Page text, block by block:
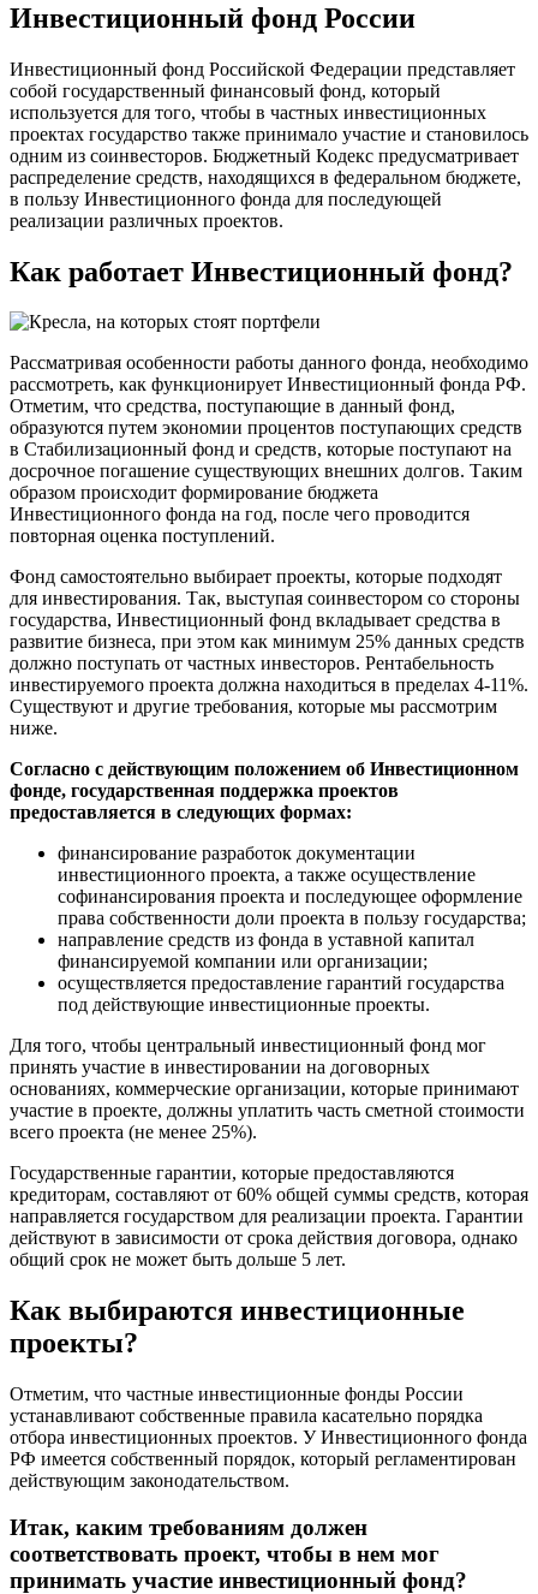
Инвестиционный фонд России
Инвестиционный фонд Российской Федерации представляет
собой государственный финансовый фонд, который
используется для того, чтобы в частных инвестиционных
проектах государство также принимало участие и становилось
одним из соинвесторов. Бюджетный Кодекс предусматривает
распределение средств, находящихся в федеральном бюджете,
в пользу Инвестиционного фонда для последующей
реализации различных проектов.
Как работает Инвестиционный фонд?
Рассматривая особенности работы данного фонда, необходимо
рассмотреть, как функционирует Инвестиционный фонда РФ.
Отметим, что средства, поступающие в данный фонд,
образуются путем экономии процентов поступающих средств
в Стабилизационный фонд и средств, которые поступают на
досрочное погашение существующих внешних долгов. Таким
образом происходит формирование бюджета
Инвестиционного фонда на год, после чего проводится
повторная оценка поступлений.
Фонд самостоятельно выбирает проекты, которые подходят
для инвестирования. Так, выступая соинвестором со стороны
государства, Инвестиционный фонд вкладывает средства в
развитие бизнеса, при этом как минимум 25% данных средств
должно поступать от частных инвесторов. Рентабельность
инвестируемого проекта должна находиться в пределах 4-11%.
Существуют и другие требования, которые мы рассмотрим
ниже.
Согласно с действующим положением об Инвестиционном
фонде, государственная поддержка проектов
предоставляется в следующих формах:
финансирование разработок документации
инвестиционного проекта, а также осуществление
софинансирования проекта и последующее оформление
права собственности доли проекта в пользу государства;
направление средств из фонда в уставной капитал
финансируемой компании или организации;
осуществляется предоставление гарантий государства
под действующие инвестиционные проекты.
Для того, чтобы центральный инвестиционный фонд мог
принять участие в инвестировании на договорных
основаниях, коммерческие организации, которые принимают
участие в проекте, должны уплатить часть сметной стоимости
всего проекта (не менее 25%).
Государственные гарантии, которые предоставляются
кредиторам, составляют от 60% общей суммы средств, которая
направляется государством для реализации проекта. Гарантии
действуют в зависимости от срока действия договора, однако
общий срок не может быть дольше 5 лет.
Как выбираются инвестиционные
проекты?
Отметим, что частные инвестиционные фонды России
устанавливают собственные правила касательно порядка
отбора инвестиционных проектов. У Инвестиционного фонда
РФ имеется собственный порядок, который регламентирован
действующим законодательством.
Итак, каким требованиям должен
соответствовать проект, чтобы в нем мог
принимать участие инвестиционный фонд?